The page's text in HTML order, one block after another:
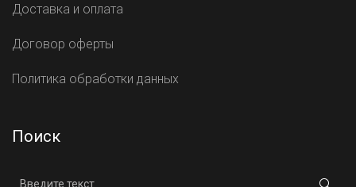
Доставка и оплата
Договор оферты
Политика обработки данных
Поиск